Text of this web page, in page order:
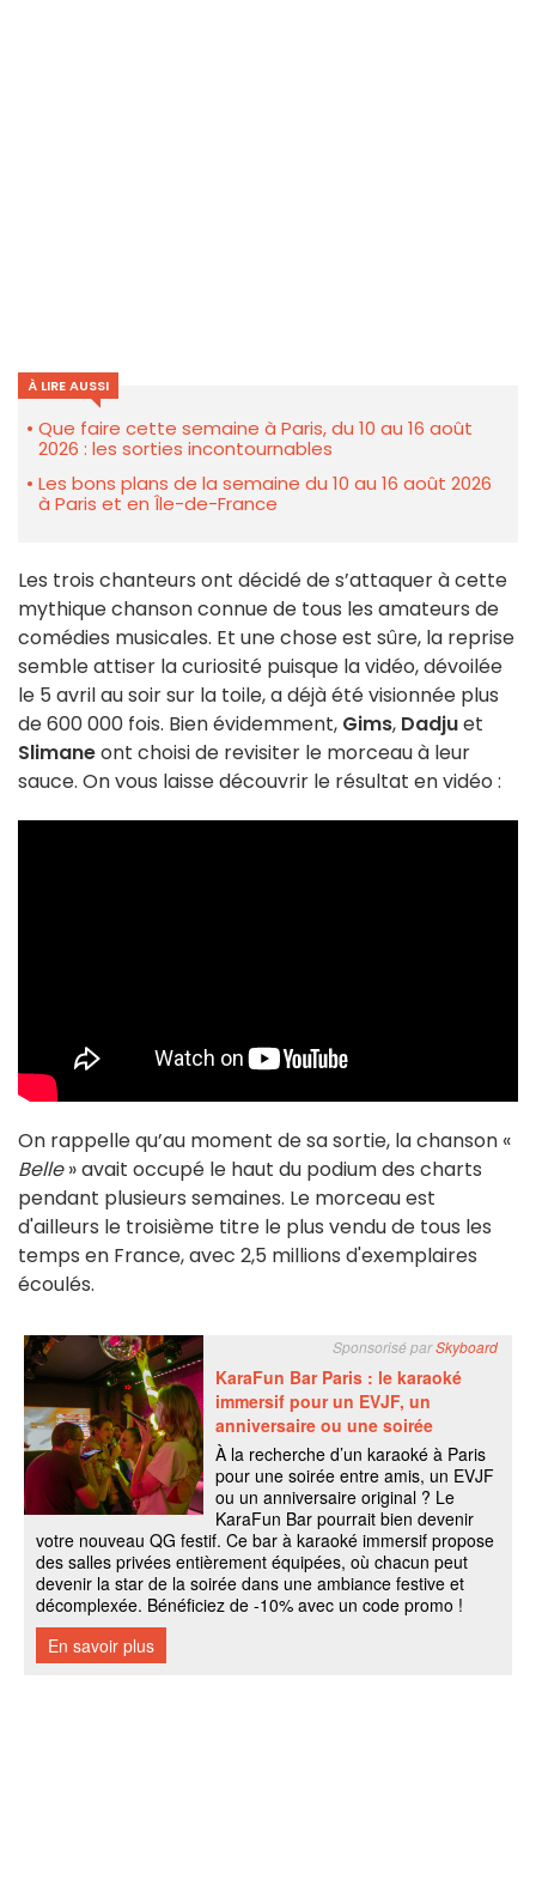
À LIRE AUSSI
Que faire cette semaine à Paris, du 10 au 16 août
2026 : les sorties incontournables
Les bons plans de la semaine du 10 au 16 août 2026
à Paris et en Île-de-France
Les trois chanteurs ont décidé de s’attaquer à cette
mythique chanson connue de tous les amateurs de
comédies musicales. Et une chose est sûre, la reprise
semble attiser la curiosité puisque la vidéo, dévoilée
le 5 avril au soir sur la toile, a déjà été visionnée plus
de 600 000 fois. Bien évidemment, Gims, Dadjuet
Slimaneont choisi de revisiter le morceau à leur
sauce. On vous laisse découvrir le résultat en vidéo :
On rappelle qu’au moment de sa sortie, la chanson «
Belle» avait occupé le haut du podium des charts
pendant plusieurs semaines. Le morceau est
d'ailleurs le troisième titre le plus vendu de tous les
temps en France, avec 2,5 millions d'exemplaires
écoulés.